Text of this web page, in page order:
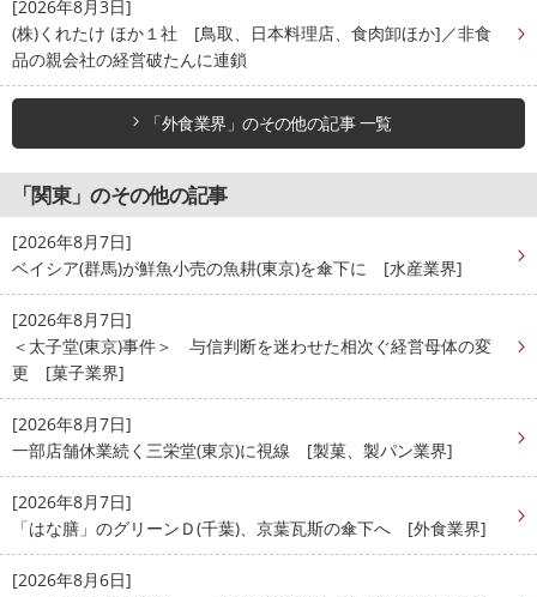
[2026年8月3日]
(株)くれたけ ほか１社 [鳥取、日本料理店、食肉卸ほか]／非食
品の親会社の経営破たんに連鎖
「外食業界」のその他の記事 一覧
「関東」のその他の記事
[2026年8月7日]
ベイシア(群馬)が鮮魚小売の魚耕(東京)を傘下に [水産業界]
[2026年8月7日]
＜太子堂(東京)事件＞ 与信判断を迷わせた相次ぐ経営母体の変
更 [菓子業界]
[2026年8月7日]
一部店舗休業続く三栄堂(東京)に視線 [製菓、製パン業界]
[2026年8月7日]
「はな膳」のグリーンＤ(千葉)、京葉瓦斯の傘下へ [外食業界]
[2026年8月6日]